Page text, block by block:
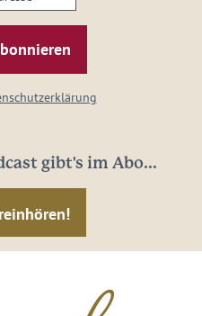
gibt's im Abo...